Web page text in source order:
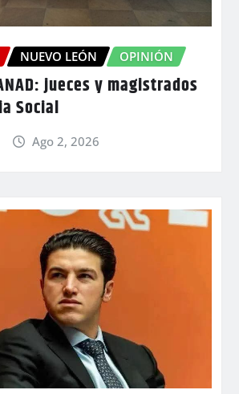
NUEVO LEÓN OPINIÓN
jueces y magistrados
Social
Ago 2, 2026